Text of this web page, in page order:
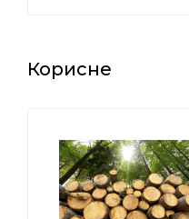
Корисне